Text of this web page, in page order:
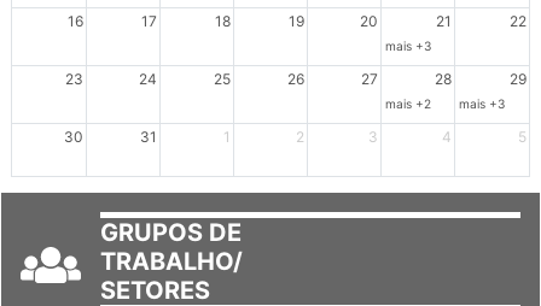
16 17 18 19 20 21 22
mais +3
23 24 25 26 27 28 29
mais +2 mais +3
30 31 1 2 3 4 5
GRUPOS DE
TRABALHO/
SETORES